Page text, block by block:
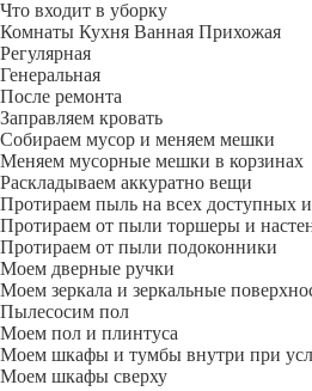
Что входит в уборку
Регу­лярная
Гене­ральная
После ремонта
Заправляем кровать
Собираем мусор и меняем мешки
Меняем мусорные мешки в корзинах
Раскладываем аккуратно вещи
Протираем пыль на всех доступных
Протираем от пыли торшеры и
Протираем от пыли подоконники
Моем дверные ручки
Моем зеркала и зеркальные
Пылесосим пол
Моем пол и плинтуса
Моем шкафы и тумбы внутри при
Моем шкафы сверху